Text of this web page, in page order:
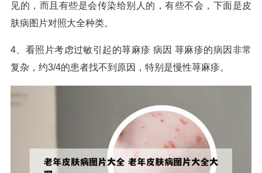
见的，而且有些是会传染给别人的，有些不会，下面是皮
肤病图片对照大全种类。
4、看照片考虑过敏引起的荨麻疹 病因 荨麻疹的病因非常
复杂，约3/4的患者找不到原因，特别是慢性荨麻疹。